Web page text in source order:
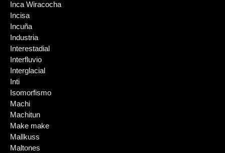
Inca Wiracocha
Incisa
Incuña
Industria
Interestadial
Interfluvio
Interglacial
Inti
Isomorfismo
Machi
Machitun
Make make
Mallkuss
Maltones